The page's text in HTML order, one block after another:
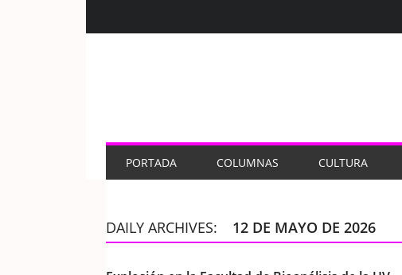
PORTADA COLUMNAS CULTURA
DAILY ARCHIVES: 12 DE MAYO DE 2026